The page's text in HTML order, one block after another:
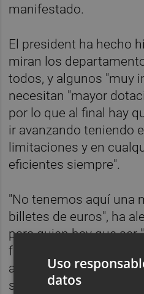
manifestado.
El president ha hecho
miran los
todos, y algunos "muy
necesitan "mayor
por lo que al final hay
ir avanzando teniendo
limitaciones y en
eficientes siempre".
"No tenemos aquí una
billetes de euros", ha
para quien hay que ser
funcionamiento del
ahí ver las posibilidades
sensatez", poder
Uso
datos